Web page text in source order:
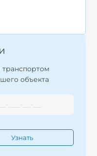
транспортом
объекта